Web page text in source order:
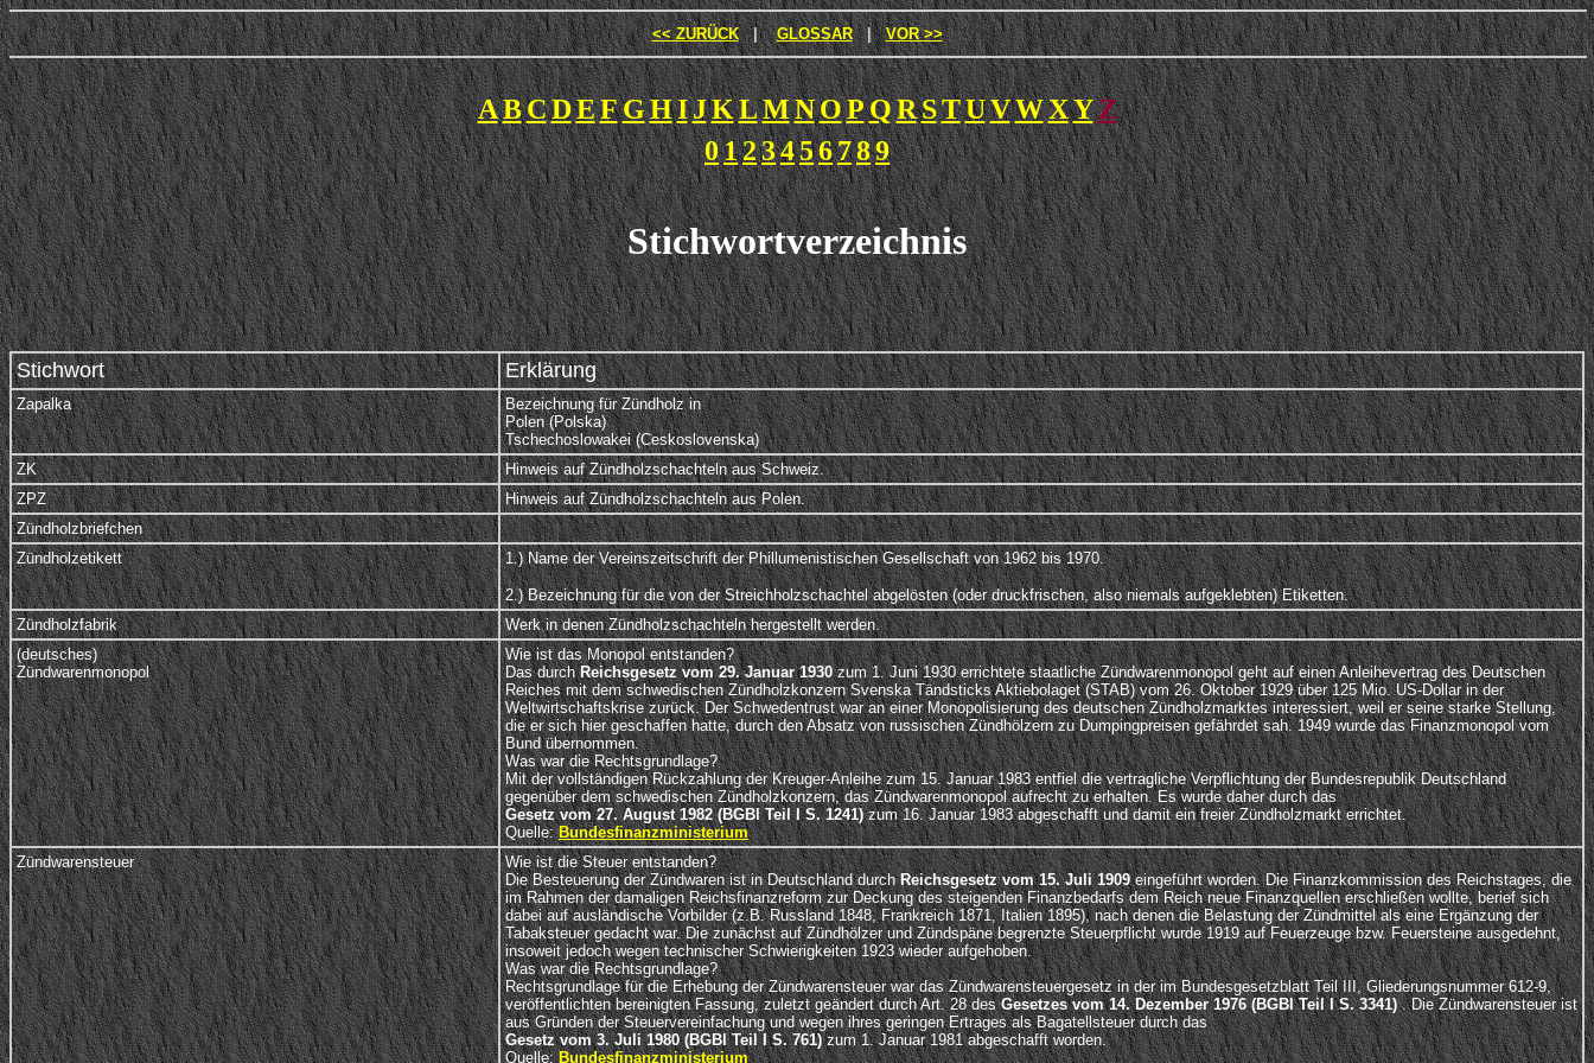
<< ZURÜCK|GLOSSAR|VOR >>
ABCDEFGHIJKLMNOPQRSTUVWXYZ
0123456789
Stichwortverzeichnis
Stichwort Erklärung
Zapalka
Bezeichnung für Zündholz in
Polen (Polska)
Tschechoslowakei (Ceskoslovenska)
ZK
Hinweis auf Zündholzschachteln aus Schweiz.
ZPZ
Hinweis auf Zündholzschachteln aus Polen.
Zündholzbriefchen
Zündholzetikett
1.) Name der Vereinszeitschrift der Phillumenistischen Gesellschaft von 1962 bis 1970.
2.) Bezeichnung für die von der Streichholzschachtel abgelösten (oder druckfrischen, also niemals aufgeklebten) Etiketten.
Zündholzfabrik
Werk in denen Zündholzschachteln hergestellt werden.
(deutsches)
Zündwarenmonopol
Wie ist das Monopol entstanden?
Das durchReichsgesetz vom 29. Januar 1930zum 1. Juni 1930 errichtete staatliche Zündwarenmonopol geht auf einen Anleihevertrag des Deutschen
Reiches mit dem schwedischen Zündholzkonzern Svenska Tändsticks Aktiebolaget (STAB) vom 26. Oktober 1929 über 125 Mio. US-Dollar in der
Weltwirtschaftskrise zurück. Der Schwedentrust war an einer Monopolisierung des deutschen Zündholzmarktes interessiert, weil er seine starke Stellung,
die er sich hier geschaffen hatte, durch den Absatz von russischen Zündhölzern zu Dumpingpreisen gefährdet sah. 1949 wurde das Finanzmonopol vom
Bund übernommen.
Was war die Rechtsgrundlage?
Mit der vollständigen Rückzahlung der Kreuger-Anleihe zum 15. Januar 1983 entfiel die vertragliche Verpflichtung der Bundesrepublik Deutschland
gegenüber dem schwedischen Zündholzkonzern, das Zündwarenmonopol aufrecht zu erhalten. Es wurde daher durch das
Gesetz vom 27. August 1982 (BGBl Teil I S. 1241)zum 16. Januar 1983 abgeschafft und damit ein freier Zündholzmarkt errichtet.
Quelle:Bundesfinanzministerium
Zündwarensteuer
Wie ist die Steuer entstanden?
Die Besteuerung der Zündwaren ist in Deutschland durchReichsgesetz vom 15. Juli 1909eingeführt worden. Die Finanzkommission des Reichstages, die
im Rahmen der damaligen Reichsfinanzreform zur Deckung des steigenden Finanzbedarfs dem Reich neue Finanzquellen erschließen wollte, berief sich
dabei auf ausländische Vorbilder (z.B. Russland 1848, Frankreich 1871, Italien 1895), nach denen die Belastung der Zündmittel als eine Ergänzung der
Tabaksteuer gedacht war. Die zunächst auf Zündhölzer und Zündspäne begrenzte Steuerpflicht wurde 1919 auf Feuerzeuge bzw. Feuersteine ausgedehnt,
insoweit jedoch wegen technischer Schwierigkeiten 1923 wieder aufgehoben.
Was war die Rechtsgrundlage?
Rechtsgrundlage für die Erhebung der Zündwarensteuer war das Zündwarensteuergesetz in der im Bundesgesetzblatt Teil III, Gliederungsnummer 612-9,
veröffentlichten bereinigten Fassung, zuletzt geändert durch Art. 28 desGesetzes vom 14. Dezember 1976 (BGBl Teil I S. 3341). Die Zündwarensteuer ist
aus Gründen der Steuervereinfachung und wegen ihres geringen Ertrages als Bagatellsteuer durch das
Gesetz vom 3. Juli 1980 (BGBl Teil I S. 761)zum 1. Januar 1981 abgeschafft worden.
Quelle:Bundesfinanzministerium